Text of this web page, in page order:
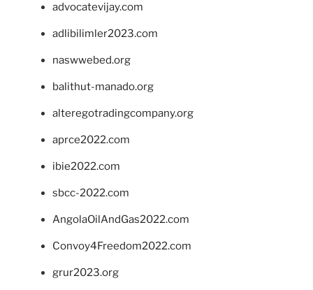
advocatevijay.com
adlibilimler2023.com
naswwebed.org
balithut-manado.org
alteregotradingcompany.org
aprce2022.com
ibie2022.com
sbcc-2022.com
AngolaOilAndGas2022.com
Convoy4Freedom2022.com
grur2023.org